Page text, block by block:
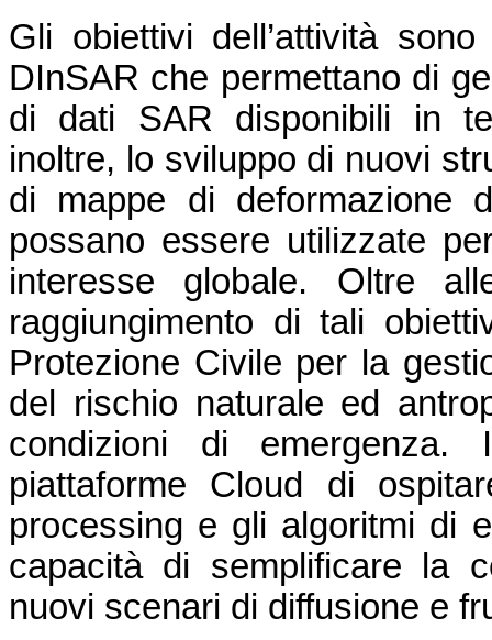
Gli obiettivi dell’attività
DInSAR che permettano di
di dati SAR disponibili in
inoltre, lo sviluppo di nuovi
di mappe di deformazione
possano essere utilizzate
interesse globale. Oltre
raggiungimento di tali
Protezione Civile per la
del rischio naturale ed
condizioni di emergenza.
piattaforme Cloud di
processing e gli algoritmi di
capacità di semplificare la
nuovi scenari di diffusione e